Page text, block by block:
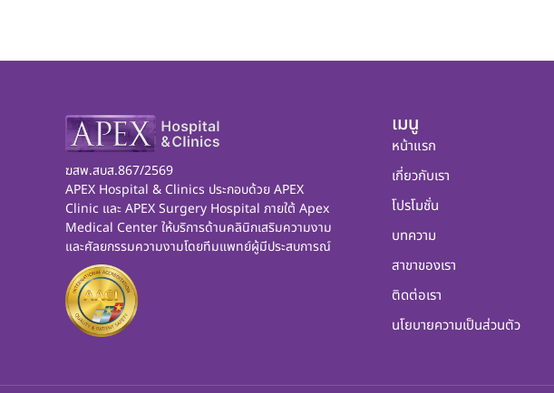
ฆสพ.สบส.867/2569
APEX Hospital & Clinics ประกอบด้วย APEX
Clinic และ APEX Surgery Hospital ภายใต้ Apex
Medical Center ให้บริการด้านคลินิกเสริมความงาม
และศัลยกรรมความงามโดยทีมแพทย์ผู้มีประสบการณ์
เมนู
หน้าแรก
เกี่ยวกับเรา
โปรโมชั่น
บทความ
สาขาของเรา
ติดต่อเรา
นโยบายความเป็นส่วนตัว